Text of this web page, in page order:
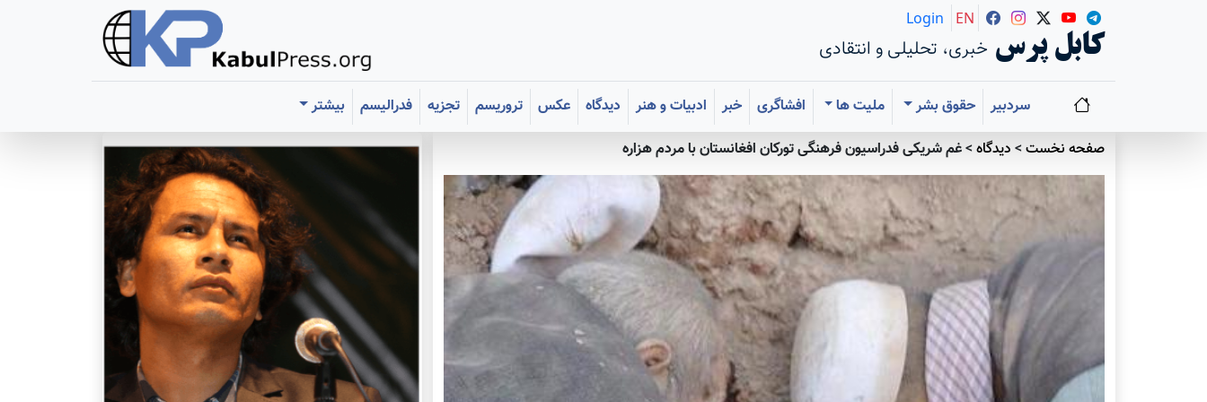
کابل پرس خبری، تحلیلی و انتقادی
Login EN
سردبیر حقوق بشر ملیت ها افشاگری خبر ادبیات و هنر دیدگاه عکس تروریسم تجزیه فدرالیسم
بیشتر
صفحه نخست> دیدگاه>غم شریکی فدراسیون فرهنگی تورکان افغانستان با مردم هزاره